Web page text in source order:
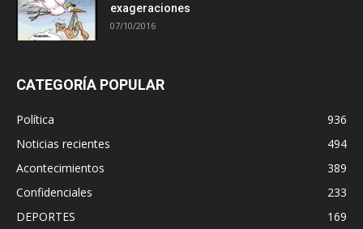
exageraciones
07/10/2016
CATEGORÍA POPULAR
Política
936
Noticias recientes
494
Acontecimientos
389
Confidenciales
233
DEPORTES
169